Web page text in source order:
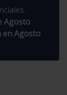
Agosto
en Agosto